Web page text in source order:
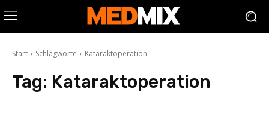
Start Schlagworte Kataraktoperation
Tag: Kataraktoperation